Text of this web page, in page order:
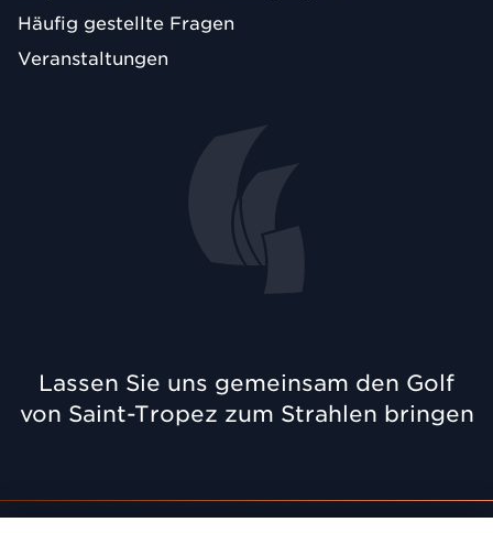
Häufig gestellte Fragen
Veranstaltungen
Lassen Sie uns gemeinsam den Golf
von Saint-Tropez zum Strahlen bringen